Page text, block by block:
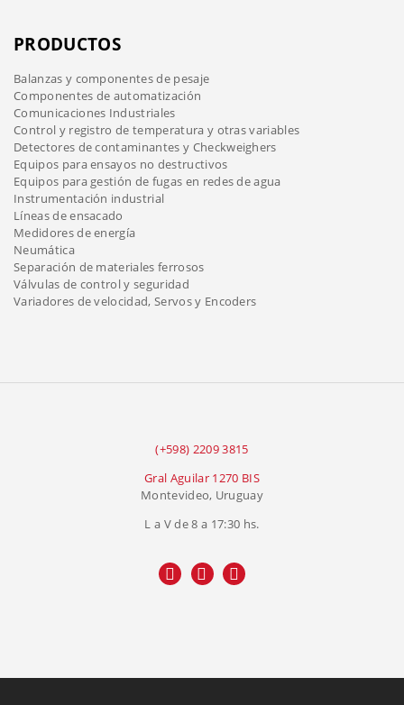
PRODUCTOS
Balanzas y componentes de pesaje
Componentes de automatización
Comunicaciones Industriales
Control y registro de temperatura y otras variables
Detectores de contaminantes y Checkweighers
Equipos para ensayos no destructivos
Equipos para gestión de fugas en redes de agua
Instrumentación industrial
Líneas de ensacado
Medidores de energía
Neumática
Separación de materiales ferrosos
Válvulas de control y seguridad
Variadores de velocidad, Servos y Encoders
(+598) 2209 3815
Gral Aguilar 1270 BIS
Montevideo, Uruguay
L a V de 8 a 17:30 hs.